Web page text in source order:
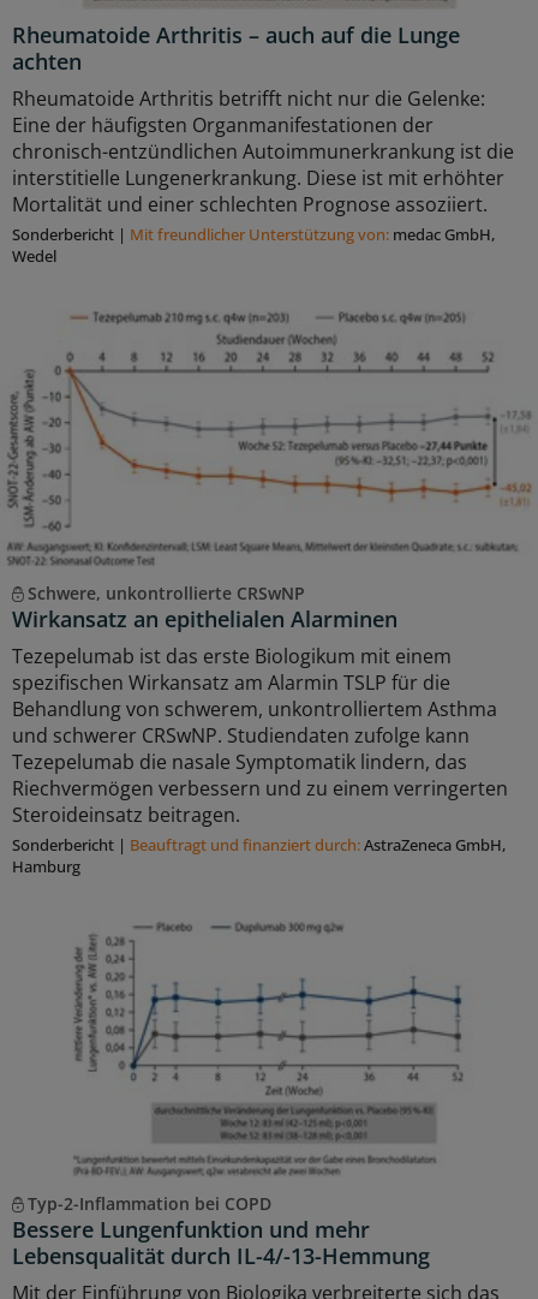
Rheumatoide Arthritis – auch auf die Lunge
achten
Rheumatoide Arthritis betrifft nicht nur die Gelenke:
Eine der häufigsten Organmanifestationen der
chronisch-entzündlichen Autoimmunerkrankung ist die
interstitielle Lungenerkrankung. Diese ist mit erhöhter
Mortalität und einer schlechten Prognose assoziiert.
Sonderbericht | Mit freundlicher Unterstützung von: medac GmbH,
Wedel
Schwere, unkontrollierte CRSwNP
Wirkansatz an epithelialen Alarminen
Tezepelumab ist das erste Biologikum mit einem
spezifischen Wirkansatz am Alarmin TSLP für die
Behandlung von schwerem, unkontrolliertem Asthma
und schwerer CRSwNP. Studiendaten zufolge kann
Tezepelumab die nasale Symptomatik lindern, das
Riechvermögen verbessern und zu einem verringerten
Steroideinsatz beitragen.
Sonderbericht | Beauftragt und ﬁnanziert durch:AstraZeneca GmbH,
Hamburg
Typ-2-Inflammation bei COPD
Bessere Lungenfunktion und mehr
Lebensqualität durch IL-4/-13-Hemmung
Mit der Einführung von Biologika verbreiterte sich das